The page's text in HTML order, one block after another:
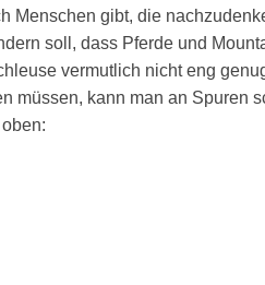
Menschen gibt, die
soll, dass Pferde und
vermutlich nicht eng
müssen, kann man an Spuren